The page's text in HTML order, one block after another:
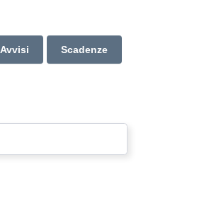
Avvisi Scadenze